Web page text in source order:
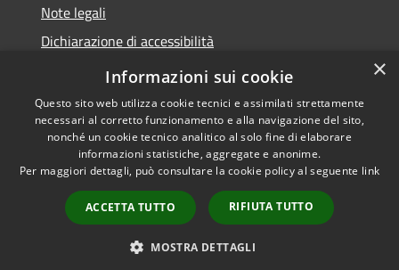
Note legali
Dichiarazione di accessibilità
Piano di miglioramento dei servizi
Accessibilità
Copyright © 2026 • Comune di
Sansepolcro • Powered by
Municipium•
Accesso
redazione
×
Informazioni sui cookie
Questo sito web utilizza cookie tecnici e assimilati strettamente
necessari al corretto funzionamento e alla navigazione del sito,
nonché un cookie tecnico analitico al solo fine di elaborare
informazioni statistiche, aggregate e anonime.
Per maggiori dettagli, può consultare la cookie policy al seguente link
ACCETTA TUTTO RIFIUTA TUTTO
MOSTRA DETTAGLI